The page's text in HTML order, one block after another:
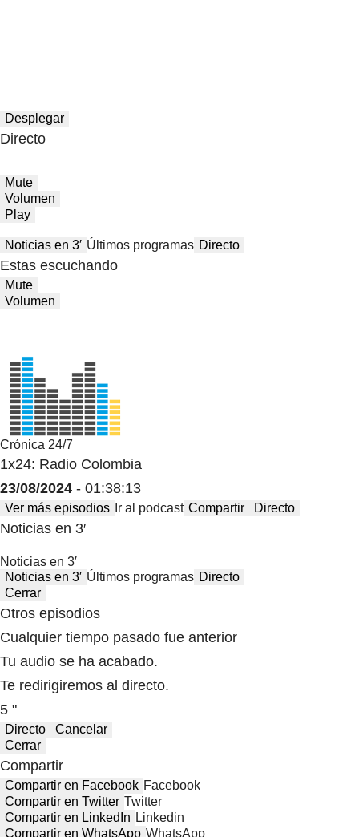
Desplegar
Directo
Mute
Volumen
Play
Noticias en 3′ Últimos programas Directo
Estas escuchando
Mute
Volumen
Crónica 24/7
1x24: Radio Colombia
23/08/2024 - 01:38:13
Ver más episodios Ir al podcast Compartir Directo
Noticias en 3′
Noticias en 3′
Noticias en 3′ Últimos programas Directo
Cerrar
Otros episodios
Cualquier tiempo pasado fue anterior
Tu audio se ha acabado.
Te redirigiremos al directo.
5 "
Directo
Cancelar
Cerrar
Compartir
Compartir en Facebook Facebook
Compartir en Twitter Twitter
Compartir en LinkedIn Linkedin
Compartir en WhatsApp WhatsApp